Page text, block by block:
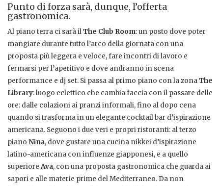
Punto di forza sarà, dunque, l’offerta
gastronomica.
Al piano terra ci sarà ilThe Club Room: un posto dove poter
mangiare durante tutto l’arco della giornata con una
proposta più leggera e veloce, fare incontri di lavoro e
fermarsi per l’aperitivo e dove andranno in scena
performance e dj set. Si passa al primo piano con la zonaThe
Library: luogo eclettico che cambia faccia con il passare delle
ore: dalle colazioni ai pranzi informali, fino al dopo cena
quando si trasforma in un elegante cocktail bar d’ispirazione
americana. Seguono i due veri e propri ristoranti: al terzo
piano Nina, dove gustare una cucina nikkei d’ispirazione
latino-americana con influenze giapponesi, e a quello
superioreAva, con una proposta gastronomica che guarda ai
sapori e alle materie prime del Mediterraneo. Da non